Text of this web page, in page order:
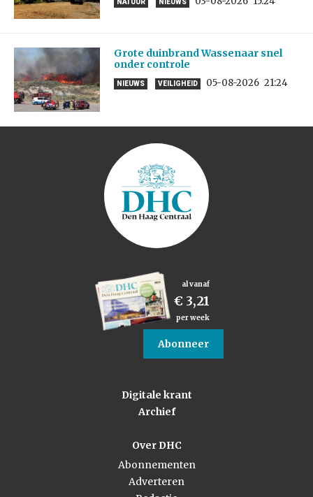
NATUUR NIEUWS
Grote duinbrand Wassenaar snel
onder controle
NIEUWS VEILIGHEID 05-08-2026 21:24
al vanaf
€ 3,21
per week
Abonneer
Digitale krant
Archief
Over DHC
Abonnementen
Adverteren